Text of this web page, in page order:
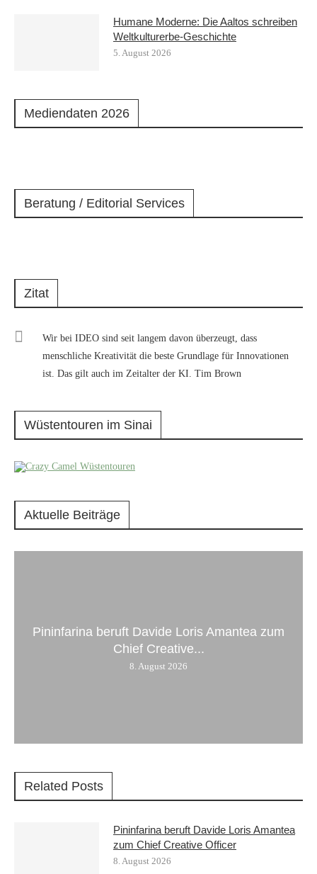
Humane Moderne: Die Aaltos schreiben
Weltkulturerbe-Geschichte
5. August 2026
Mediendaten 2026
Beratung / Editorial Services
Zitat
Wir bei IDEO sind seit langem davon überzeugt, dass
menschliche Kreativität die beste Grundlage für Innovationen
ist. Das gilt auch im Zeitalter der KI. Tim Brown
Wüstentouren im Sinai
Aktuelle Beiträge
Pininfarina beruft Davide Loris Amantea zum
Chief Creative...
8. August 2026
Related Posts
Pininfarina beruft Davide Loris Amantea
zum Chief Creative Officer
8. August 2026